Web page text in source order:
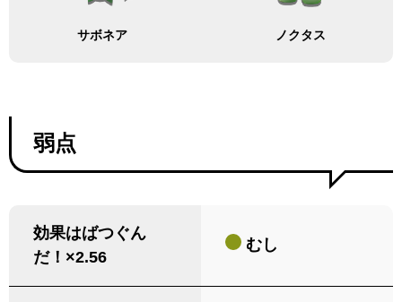
サボネア ノクタス
弱点
効果はばつぐん
だ！×2.56
むし